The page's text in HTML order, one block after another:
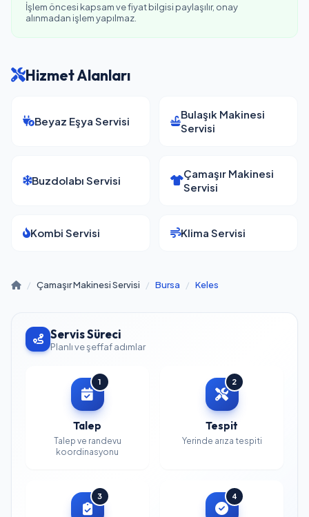
İşlem öncesi kapsam ve fiyat bilgisi paylaşılır, onay
alınmadan işlem yapılmaz.
Hizmet Alanları
Beyaz Eşya Servisi
Bulaşık Makinesi
Servisi
Buzdolabı Servisi
Çamaşır Makinesi
Servisi
Kombi Servisi Klima Servisi
/ Çamaşır Makinesi Servisi / Bursa / Keles
Servis Süreci
Planlı ve şeffaf adımlar
1
Talep
Talep ve randevu
koordinasyonu
2
Tespit
Yerinde arıza tespiti
3 4